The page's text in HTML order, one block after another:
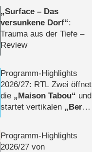
Surface – Das
versunkene Dorf :
Trauma aus der Tiefe –
Review
Programm-Highlights
2026/​27: RTL Zwei öffnet
die
Maison Tabou
und
startet vertikalen
Berlin
Programm-Highlights
2026/​27 von